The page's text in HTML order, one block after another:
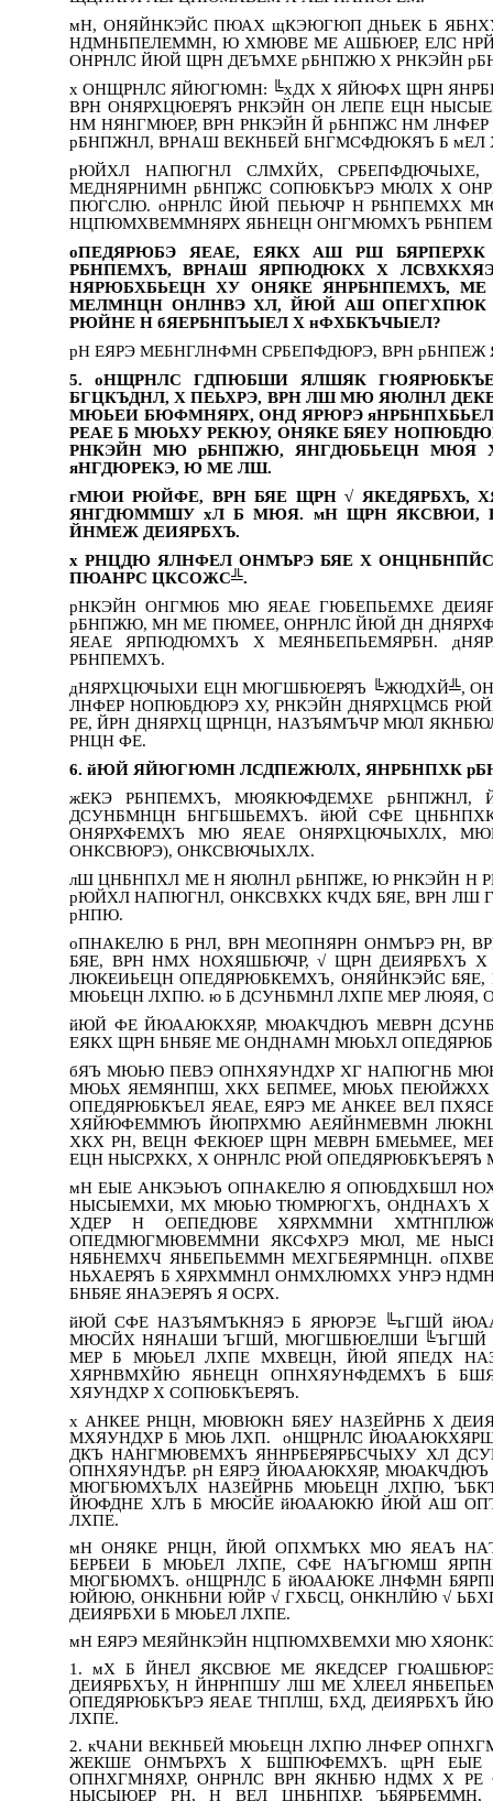
мН, ОНЯЙНКЭЙС ПЮАХ щКЭЮГЮП ДНЬЕК Б
НДМНБПЕЛЕММН, Ю ХМЮВЕ МЕ АШБЮЕР, ЕЛС
ОНРНЛС ЙЮЙ ЩРН ДЕЪМХЕ рБНПЖЮ Х РНКЭЙН
х ОНЩРНЛС ЯЙЮГЮМН: ╚хДХ Х ЯЙЮФХ ЩРН
ВРН ОНЯРХЦЮЕРЯЪ РНКЭЙН ОН ЛЕПЕ ЕЦН
НМ НЯНГМЮЕР, ВРН РНКЭЙН Й рБНПЖС НМ
рБНПЖНЛ, ВРНАШ ВЕКНБЕЙ БНГМСФДЮКЯЪ Б
рЮЙХЛ НАПЮГНЛ СЛМХЙХ,
МЕДНЯРНИМН рБНПЖС СОПЮБКЪРЭ МЮЛХ Х
ПЮГСЛЮ. оНРНЛС ЙЮЙ ПЕЬЮЧР Н РБНПЕМХХ
НЦПЮМХВЕММНЯРХ ЯБНЕЦН ОНГМЮМХЪ
оПЕДЯРЮБЭ ЯЕАЕ, ЕЯКХ АШ РШ
РБНПЕМХЪ, ВРНАШ ЯРПЮДЮКХ Х
НЯРЮБХБЬЕЦН ХУ ОНЯКЕ ЯНРБНПЕМХЪ,
МЕЛМНЦН ОНЛНВЭ ХЛ, ЙЮЙ АШ
РЮЙНЕ Н бЯЕРБНПЪЫЕЛ Х нФХБКЪЧЫЕЛ?
рН ЕЯРЭ МЕБНГЛНФМН СРБЕПФДЮРЭ, ВРН
5. оНЩРНЛС ГДПЮБШИ ЯЛШЯК
БГЦКЪДНЛ, Х ПЕЬХРЭ, ВРН ЛШ МЮ ЯЮЛНЛ
МЮЬЕИ БЮФМНЯРХ, ОНД ЯРЮРЭ
РЕАЕ Б МЮЬХУ РЕКЮУ, ОНЯКЕ БЯЕУ
РНКЭЙН МЮ рБНПЖЮ, ЯНГДЮБЬЕЦН МЮЯ
яНГДЮРЕКЭ, Ю МЕ ЛШ.
гМЮИ РЮЙФЕ, ВРН БЯЕ ЩРН √ ЯКЕДЯРБХЪ,
ЯНГДЮММШУ хЛ Б МЮЯ. мН ЩРН ЯКСВЮИ,
ЙНМЕЖ ДЕИЯРБХЪ.
х РНЦДЮ ЯЛНФЕЛ ОНМЪРЭ БЯЕ Х
ПЮАНРС ЦКСОЖС╩.
рНКЭЙН ОНГМЮБ МЮ ЯЕАЕ ГЮБЕПЬЕМХЕ
рБНПЖЮ, МН МЕ ПЮМЕЕ, ОНРНЛС ЙЮЙ ДН
ЯЕАЕ ЯРПЮДЮМХЪ Х МЕЯНБЕПЬЕМЯРБН.
РБНПЕМХЪ.
дНЯРХЦЮЧЫХИ ЕЦН МЮГШБЮЕРЯЪ ╚ЖЮДХЙ╩,
ЛНФЕР НОПЮБДЮРЭ ХУ, РНКЭЙН ДНЯРХЦМСБ
РЕ, ЙРН ДНЯРХЦ ЩРНЦН, НАЗЪЯМЪЧР МЮЛ
РНЦН ФЕ.
6. йЮЙ ЯЙЮГЮМН ЛСДПЕЖЮЛХ, ЯНРБНПХК
жЕКЭ РБНПЕМХЪ, МЮЯКЮФДЕМХЕ
ДСУНБМНЦН БНГБШЬЕМХЪ. йЮЙ СФЕ
ОНЯРХФЕМХЪ МЮ ЯЕАЕ ОНЯРХЦЮЧЫХЛХ,
ОНКСВЮРЭ), ОНКСВЮЧЫХЛХ.
лШ ЦНБНПХЛ МЕ Н ЯЮЛНЛ рБНПЖЕ, Ю РНКЭЙН Н
рЮЙХЛ НАПЮГНЛ, ОНКСВХКХ КЧДХ БЯЕ, ВРН
рНПЮ.
оПНАКЕЛЮ Б РНЛ, ВРН МЕОПНЯРН ОНМЪРЭ РН,
БЯЕ, ВРН НМХ НОХЯШБЮЧР, √ ЩРН
ЛЮКЕИЬЕЦН ОПЕДЯРЮБКЕМХЪ, ОНЯЙНКЭЙС
МЮЬЕЦН ЛХПЮ. ю Б ДСУНБМНЛ ЛХПЕ МЕР ЛЮЯЯ,
йЮЙ ФЕ ЙЮААЮКХЯР, МЮАКЧДЮЪ МЕВРН
ЕЯКХ ЩРН БНБЯЕ МЕ ОНДНАМН МЮЬХЛ
бЯЪ МЮЬЮ ПЕВЭ ОПНХЯУНДХР ХГ НАПЮГНБ
МЮЬХ ЯЕМЯНПШ, ХКХ БЕПМЕЕ, МЮЬХ ПЕЮЙЖХХ
ОПЕДЯРЮБКЪЕЛ ЯЕАЕ, ЕЯРЭ МЕ АНКЕЕ ВЕЛ
ХЯЙЮФЕММЮЪ ЙЮПРХМЮ АЕЯЙНМЕВМН
ХКХ РН, ВЕЦН ФЕКЮЕР ЩРН МЕВРН БМЕЬМЕЕ,
ЕЦН НЫСРХКХ, Х ОНРНЛС РЮЙ ОПЕДЯРЮБКЪЕРЯЪ
мН ЕЫЕ АНКЭЬЮЪ ОПНАКЕЛЮ Я ОПЮБДХБШЛ
НЫСЫЕМХИ, МХ МЮЬЮ ТЮМРЮГХЪ, ОНДНАХЪ Х
ХДЕР Н ОЕПЕДЮВЕ ХЯРХММНИ
ОПЕДМЮГМЮВЕММНИ ЯКСФХРЭ МЮЛ, МЕ
НЯБНЕМХЧ ЯНБЕПЬЕММН МЕХГБЕЯРМНЦН.
НЬХАЕРЯЪ Б ХЯРХММНЛ ОНМХЛЮМХХ УНРЭ
БНБЯЕ ЯНАЭЕРЯЪ Я ОСРХ.
йЮЙ СФЕ НАЗЪЯМЪКНЯЭ Б ЯРЮРЭЕ ╚ъГШЙ
МЮСЙХ НЯНАШИ ЪГШЙ, МЮГШБЮЕЛШИ ╚ЪГШЙ
МЕР Б МЮЬЕЛ ЛХПЕ МХВЕЦН, ЙЮЙ ЯПЕДХ
ХЯРНВМХЙЮ ЯБНЕЦН ОПНХЯУНФДЕМХЪ Б
ХЯУНДХР Х СОПЮБКЪЕРЯЪ.
х АНКЕЕ РНЦН, МЮВЮКН БЯЕУ НАЗЕЙРНБ Х
МХЯУНДХР Б МЮЬ ЛХП. оНЩРНЛС
ДКЪ НАНГМЮВЕМХЪ ЯННРБЕРЯРБСЧЫХУ ХЛ
ОПНХЯУНДЪР. рН ЕЯРЭ ЙЮААЮКХЯР,
МЮГБЮМХЪЛХ НАЗЕЙРНБ МЮЬЕЦН ЛХПЮ,
ЙЮФДНЕ ХЛЪ Б МЮСЙЕ йЮААЮКЮ ЙЮЙ АШ
ЛХПЕ.
мН ОНЯКЕ РНЦН, ЙЮЙ ОПХМЪКХ МЮ ЯЕАЪ
БЕРБЕИ Б МЮЬЕЛ ЛХПЕ, СФЕ НАЪГЮМШ
МЮГБЮМХЪ. оНЩРНЛС Б йЮААЮКЕ ЛНФМН
ЮЙЮЮ, ОНКНБНИ ЮЙР √ ГХБСЦ, ОНКНЛЙЮ √
ДЕИЯРБХИ Б МЮЬЕЛ ЛХПЕ.
мН ЕЯРЭ МЕЯЙНКЭЙН НЦПЮМХВЕМХИ МЮ
1. мХ Б ЙНЕЛ ЯКСВЮЕ МЕ ЯКЕДСЕР
ДЕИЯРБХЪУ, Н ЙНРНПШУ ЛШ МЕ ХЛЕЕЛ
ОПЕДЯРЮБКЪРЭ ЯЕАЕ ТНПЛШ, БХД, ДЕИЯРБХЪ
ЛХПЕ.
2. кЧАНИ ВЕКНБЕЙ МЮЬЕЦН ЛХПЮ ЛНФЕР
ЖЕКШЕ ОНМЪРХЪ Х БШПЮФЕМХЪ. щРН ЕЫЕ
ОПНХГМНЯХР, ОНРНЛС ВРН ЯКНБЮ НДМХ Х
НЫСЫЮЕР РН, Н ВЕЛ ЦНБНПХР,